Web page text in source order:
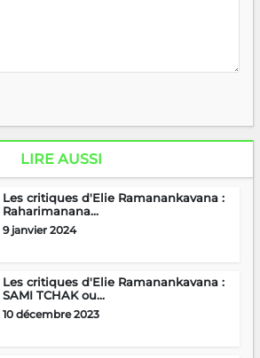
LIRE AUSSI
Les critiques d'Elie Ramanankavana :
Raharimanana...
9 janvier 2024
Les critiques d'Elie Ramanankavana :
SAMI TCHAK ou...
10 décembre 2023